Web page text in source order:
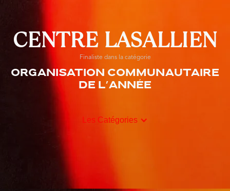
CENTRE LASALLIEN
Finaliste dans la catégorie
Organisation communautaire
de l’année
Les Catégories